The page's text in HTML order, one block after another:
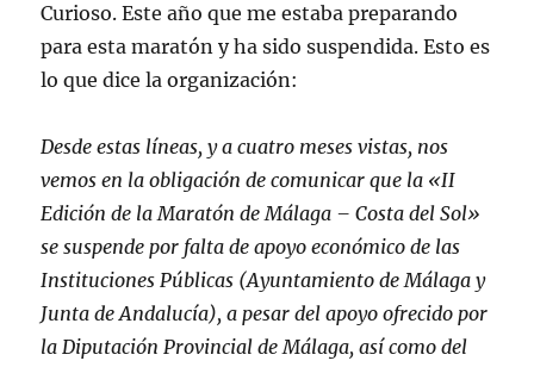
Curioso. Este año que me estaba preparando
para esta maratón y ha sido suspendida. Esto es
lo que dice la organización:
Desde estas líneas, y a cuatro meses vistas, nos
vemos en la obligación de comunicar que la «II
Edición de la Maratón de Málaga – Costa del Sol»
se suspende por falta de apoyo económico de las
Instituciones Públicas (Ayuntamiento de Málaga y
Junta de Andalucía), a pesar del apoyo ofrecido por
la Diputación Provincial de Málaga, así como del